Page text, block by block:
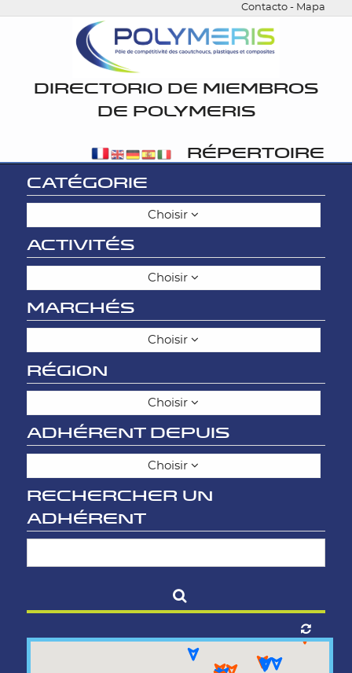
Contacto - Mapa
DIRECTORIO DE MIEMBROS
DE POLYMERIS
RÉPERTOIRE
CATÉGORIE
Choisir
ACTIVITÉS
Choisir
MARCHÉS
Choisir
RÉGION
Choisir
ADHÉRENT DEPUIS
Choisir
RECHERCHER UN
ADHÉRENT